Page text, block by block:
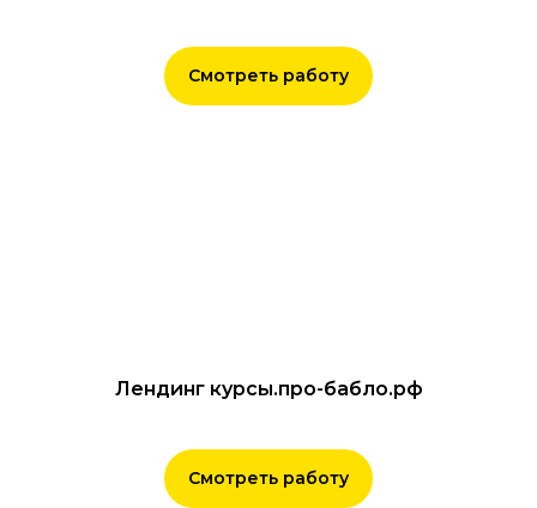
Смотреть работу
Лендинг курсы.про-бабло.рф
Смотреть работу